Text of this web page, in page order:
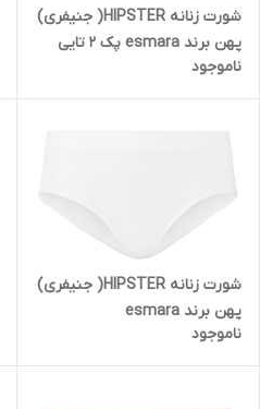
شورت زنانه HIPSTER( جنیفری)
پهن برند esmara پک 2 تایی
ناموجود
شورت زنانه HIPSTER( جنیفری)
پهن برند esmara
ناموجود